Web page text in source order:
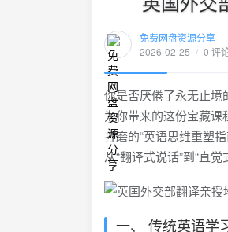
免费网盘资源分享
2026-02-25 / 0 评
你是否厌倦了永无止境
为你带来的这份宝藏
打磨的“英语思维重塑
从“翻译式说话”到“直觉
一、 传统英语学